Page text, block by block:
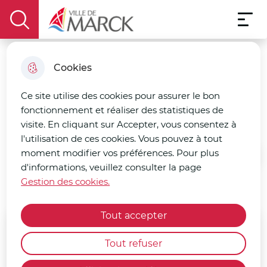
Cookies
Ce site utilise des cookies pour assurer le bon
fonctionnement et réaliser des statistiques de
visite. En cliquant sur Accepter, vous consentez à
l'utilisation de ces cookies. Vous pouvez à tout
moment modifier vos préférences. Pour plus
d'informations, veuillez consulter la page
Gestion des cookies.
Tout accepter
Tout refuser
Aller à la
recherche
Consulter
le plan
display the search field
Ville de Marck
Menu
1 Truck 2 Food
Restauration rapide
Horaires